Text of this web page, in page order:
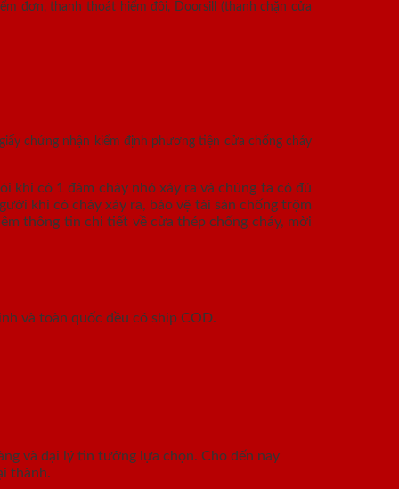
đơn, thanh thoát hiểm đôi, Doorsill (thanh chặn cửa
chứng nhận kiểm định phương tiện cửa chống cháy
khi có 1 đám cháy nhỏ xảy ra và chúng ta có đủ
khi có cháy xảy ra, bảo vệ tài sản chống trộm
thông tin chi tiết về cửa thép chống cháy, mời
và toàn quốc đều có ship COD.
và đại lý tin tưởng lựa chọn. Cho đến nay
thành.